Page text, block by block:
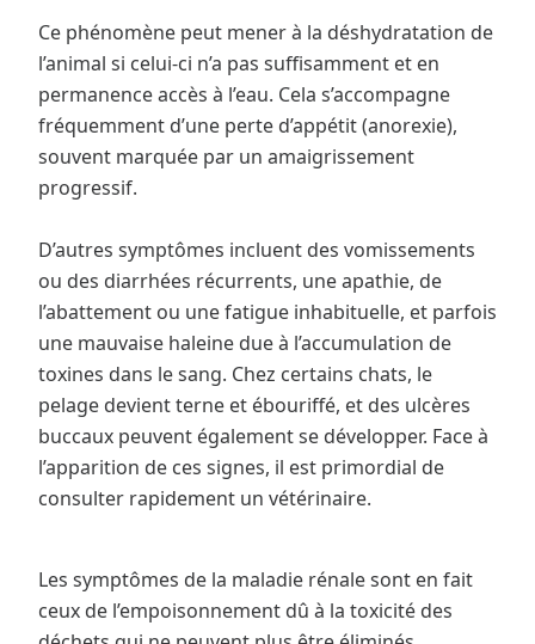
Ce phénomène peut mener à la déshydratation de
l’animal si celui-ci n’a pas suffisamment et en
permanence accès à l’eau. Cela s’accompagne
fréquemment d’une perte d’appétit (anorexie),
souvent marquée par un amaigrissement
progressif.
D’autres symptômes incluent des vomissements
ou des diarrhées récurrents, une apathie, de
l’abattement ou une fatigue inhabituelle, et parfois
une mauvaise haleine due à l’accumulation de
toxines dans le sang. Chez certains chats, le
pelage devient terne et ébouriffé, et des ulcères
buccaux peuvent également se développer. Face à
l’apparition de ces signes, il est primordial de
consulter rapidement un vétérinaire.
Les symptômes de la maladie rénale sont en fait
ceux de l’empoisonnement dû à la toxicité des